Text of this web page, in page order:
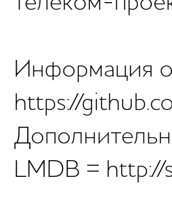
Информация
https://
LMDB = http://